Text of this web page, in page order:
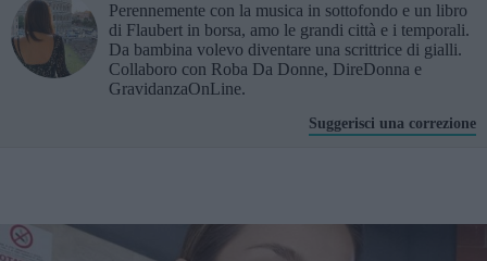
Perennemente con la musica in sottofondo e un libro
di Flaubert in borsa, amo le grandi città e i temporali.
Da bambina volevo diventare una scrittrice di gialli.
Collaboro con Roba Da Donne, DireDonna e
GravidanzaOnLine.
Suggerisci una correzione